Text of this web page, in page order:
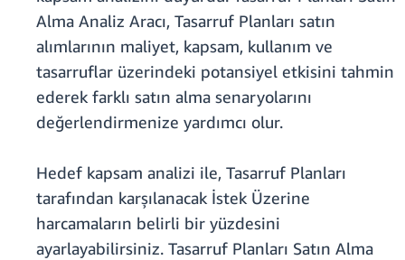
Alma Analiz Aracı, Tasarruf Planları satın
alımlarının maliyet, kapsam, kullanım ve
tasarruflar üzerindeki potansiyel etkisini tahmin
ederek farklı satın alma senaryolarını
değerlendirmenize yardımcı olur.
Hedef kapsam analizi ile, Tasarruf Planları
tarafından karşılanacak İstek Üzerine
harcamaların belirli bir yüzdesini
ayarlayabilirsiniz. Tasarruf Planları Satın Alma